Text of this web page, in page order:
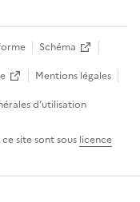
Schéma
Mentions légales
d’utilisation
site sont sous licence